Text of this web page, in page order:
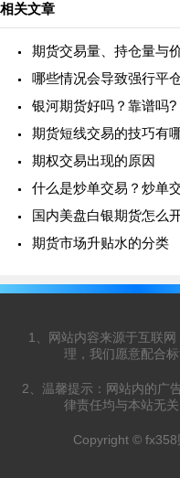
相关文章
期货交易量、持仓量与
哪些情况会导致强行平
银河期货好吗？靠谱吗?
期货短线交易的技巧有
期权交易出现的原因
什么是炒单交易？炒单
国内美盘白银期货怎么
期货市场升贴水的分类
1、网站内容来源于互联
理，我们愿意配合
2、温馨提示：网站内的广
律责任均与本站无
Copyright © fx358